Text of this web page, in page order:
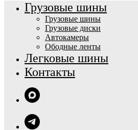
Грузовые шины
Грузовые шины
Грузовые диски
Автокамеры
Ободные ленты
Легковые шины
Контакты